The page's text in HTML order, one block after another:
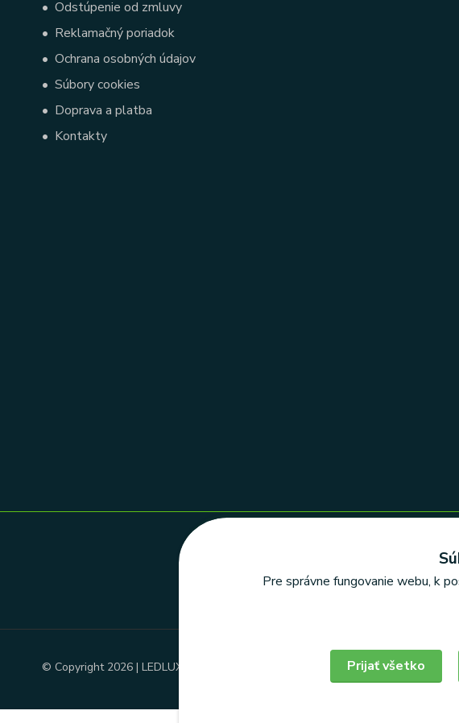
• Odstúpenie od zmluvy
• Reklamačný poriadok
• Ochrana osobných údajov
• Súbory cookies
• Doprava a platba
• Kontakty
© Copyright 2026 | LEDLUX, s.r.o.
Pre správne fungovanie webu, k
Prijať všetko